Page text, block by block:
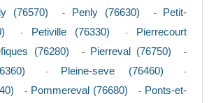
(76570) - Penly (76630) -
Petit-
- Petiville (76330) -
Pierrecourt
(76280) - Pierreval (76750) -
- Pleine-seve (76460) -
- Pommereval (76680) - Ponts-et-